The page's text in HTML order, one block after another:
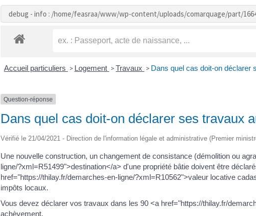
debug - info : /home/feasraa/www/wp-content/uploads/comarquage/part/
Accueil particuliers > Logement >Travaux > Dans quel cas doit-on déclarer
Question-réponse
Dans quel cas doit-on déclarer ses travaux
Vérifié le 21/04/2021 - Direction de l'information légale et administrative (Premier
Une nouvelle construction, un changement de consistance (démolition ou
ligne/?xml=R51499">destination</a> d'une propriété bâtie doivent être
href="https://thilay.fr/demarches-en-ligne/?xml=R10562">valeur locative
impôts locaux.
Vous devez déclarer vos travaux dans les 90 <a href="https://thilay.fr/
achèvement.